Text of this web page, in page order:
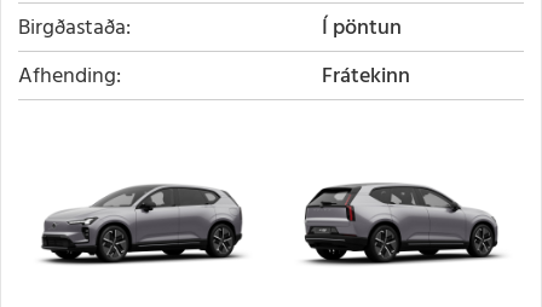
Birgðastaða
Í pöntun
Afhending
Frátekinn